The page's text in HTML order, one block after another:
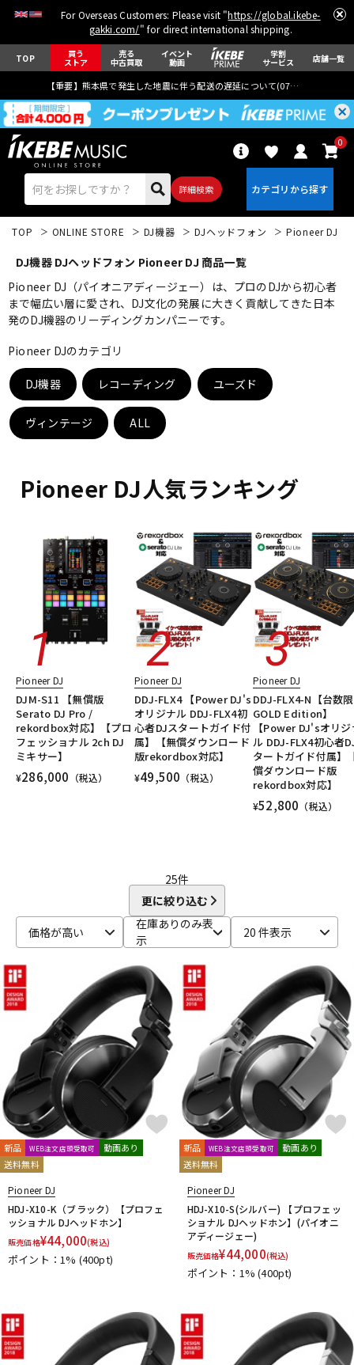
For Overseas Customers: Please visit "https://global.ikebe-
gakki.com/" for direct international shipping.
TOP 買う
ストア
売る
中古買取
イベント
動画
学割
サービス 店舗一覧
【重要】熊本県で発生した地震に伴う配送の遅延について(07月29日
詳細検索
0
エレキギター
ベース ウクレレ
キーボード 電子ピアノ
管楽器 その他楽器
アンプ エフェクター
DTM オンライン納品 レコーディング機器
配信/ライブ機器 楽器アクセサリ
TOP ONLINE STORE DJ機器 DJヘッドフォン Pioneer DJ
DJ機器 DJヘッドフォン Pioneer DJ 商品一覧
Pioneer DJ（パイオニアディージェー）は、プロのDJから初心者
まで幅広い層に愛され、DJ文化の発展に大きく貢献してきた日本
発のDJ機器のリーディングカンパニーです。
Pioneer DJのカテゴリ
DJ機器 レコーディング ユーズド
ヴィンテージ ALL
Pioneer DJ人気ランキング
Pioneer DJ
DJM-S11 【無償版
Serato DJ Pro /
rekordbox対応】【プロ
フェッショナル 2ch DJ
ミキサー】
¥286,000 （税込）
Pioneer DJ
DDJ-FLX4 【Power DJ's
オリジナル DDJ-FLX4初
心者DJスタートガイド付
属】【無償ダウンロード
版rekordbox対応】
¥49,500 （税込）
Pioneer DJ
DDJ-FLX4-N【台数
GOLD Edition】
【Power DJ'sオリ
ル DDJ-FLX4初心者
タートガイド付属】
償ダウンロード版
rekordbox対応】
¥52,800 （税込）
25件
更に絞り込む
価格が高い
在庫ありのみ表
示
20 件表示
新品 WEB注文店頭受取可
動画あり
送料無料
Pioneer DJ
HDJ-X10-K（ブラック）【プロフェ
ッショナル DJヘッドホン】
販売価格¥44,000(税込)
ポイント：1% (400pt)
新品 WEB注文店頭受取可
動画あり
送料無料
Pioneer DJ
HDJ-X10-S(シルバー) 【プロフェッ
ショナル DJヘッドホン】(パイオニ
アディージェー)
販売価格¥44,000(税込)
ポイント：1%(400pt)